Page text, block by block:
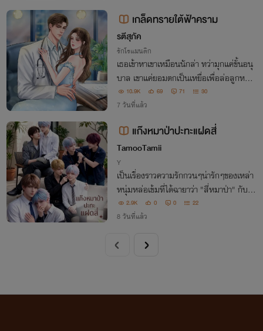
เกล็ดทรายใต้ฟ้าคราม
รตีสุภัค
รักโรแมนติก
เธอเข้าหาเขาเหมือนนักล่า ทว่ามุกแค่ขั้นอนุ
บาล เขาแค่ยอมตกเป็นเหยื่อ เพื่อล่อลูกหนูจ
อมซุ่มซ่ามมาตกหลุมกับดักอีกที
10.9K 69 71 30
7 วันที่แล้ว
แก๊งหมาป่าปะทะแฝดสี่
TamooTamii
Y
เป็นเรื่องราวความรักกวนๆน่ารักๆของเหล่า
หนุ่มหล่อเข้มที่ได้ฉายาว่า "สี่หมาป่า" กับแก๊
ง"แฝดสี่" หน้าหวานละมุนที่นิสัยต่างกันสุด
ขั้ว ที่ใช้ชีวิตอยู่ในรั้วมหาลัยเดียวกัน
2.9K 0 0 22
8 วันที่แล้ว